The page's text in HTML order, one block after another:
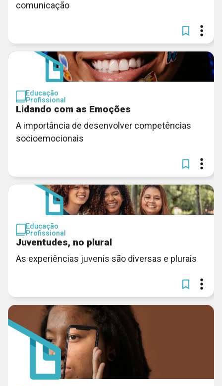
comunicação
Educação
Profissional
Lidando com as Emoções
A importância de desenvolver competências
socioemocionais
Educação
Profissional
Juventudes, no plural
As experiências juvenis são diversas e plurais